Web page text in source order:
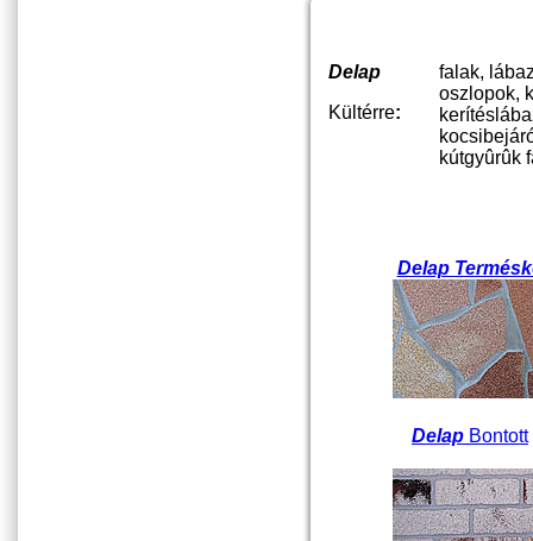
Delap
Kültérre:
falak,
oszlopok,
kútgyûrûk
Delap
Delap Bontott